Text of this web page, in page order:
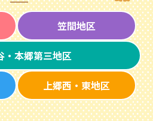
笠間地区
・本郷第三地区
上郷西・東地区